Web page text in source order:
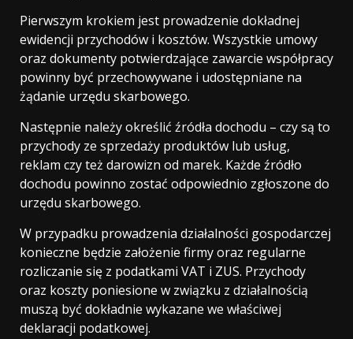
Pierwszym krokiem jest prowadzenie dokładnej
ewidencji przychodów i kosztów. Wszystkie umowy
oraz dokumenty potwierdzające zawarcie współpracy
powinny być przechowywane i udostępniane na
żądanie urzędu skarbowego.
Następnie należy określić źródła dochodu – czy są to
przychody ze sprzedaży produktów lub usług,
reklam czy też darowizn od marek. Każde źródło
dochodu powinno zostać odpowiednio zgłoszone do
urzędu skarbowego.
W przypadku prowadzenia działalności gospodarczej
konieczne będzie założenie firmy oraz regularne
rozliczanie się z podatkami VAT i ZUS. Przychody
oraz koszty poniesione w związku z działalnością
muszą być dokładnie wykazane we właściwej
deklaracji podatkowej.